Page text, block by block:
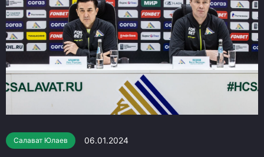
Салават Юлаев 06.01.2024